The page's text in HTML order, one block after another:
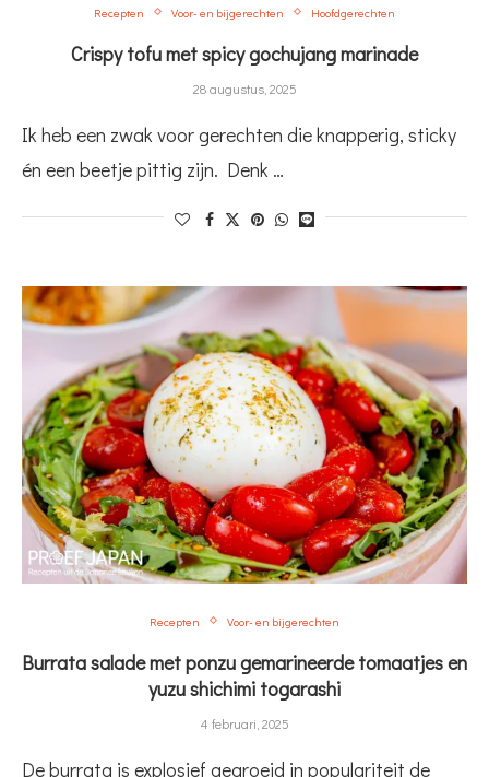
Recepten Voor- en bijgerechten Hoofdgerechten
Crispy tofu met spicy gochujang marinade
28 augustus, 2025
Ik heb een zwak voor gerechten die knapperig, sticky
én een beetje pittig zijn. Denk …
Recepten Voor- en bijgerechten
Burrata salade met ponzu gemarineerde tomaatjes en
yuzu shichimi togarashi
4 februari, 2025
De burrata is explosief gegroeid in populariteit de